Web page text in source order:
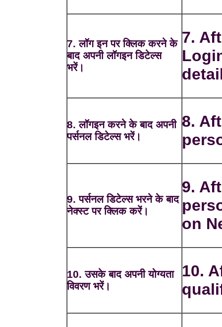
7. लॉग इन पर क्लिक करने के
बाद अपनी लॉगइन डिटेल्स
भरें।
7.
8. लॉगइन करने के बाद अपनी
पर्सनल डिटेल्स भरें।
8.
9. पर्सनल डिटेल्स भरने के बाद
नेक्स्ट पर क्लिक करें।
9.
on
10. उसके बाद अपनी योग्यता
विवरण भरें।
10.